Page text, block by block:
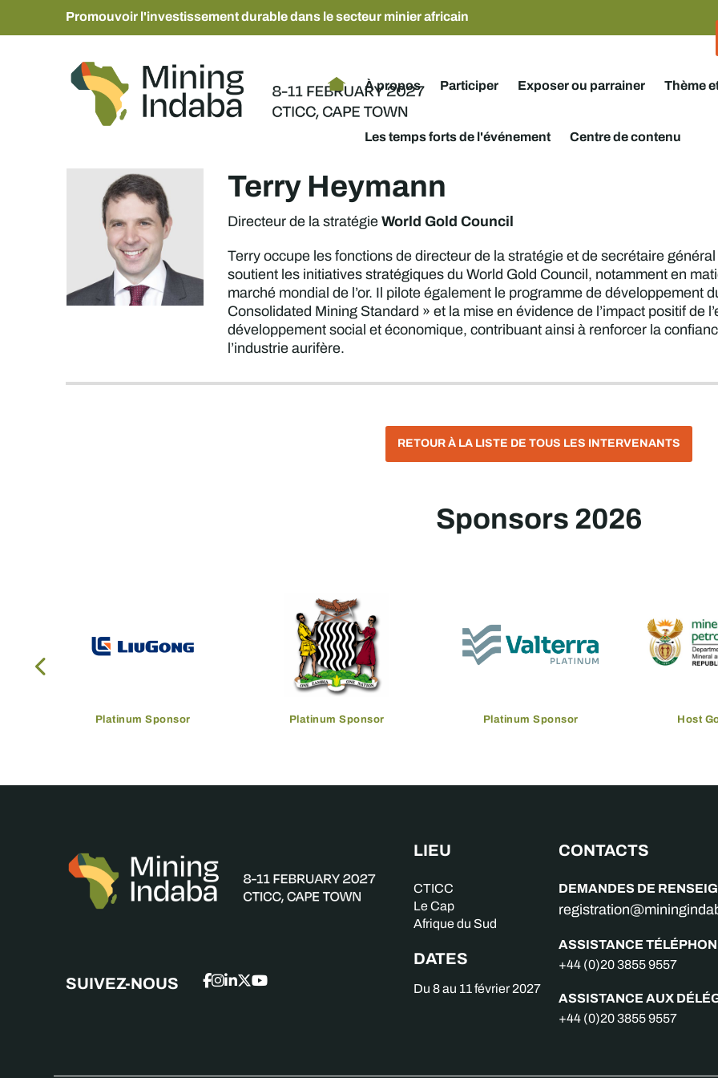
Promouvoir l'investissement durable dans le secteur minier africain
À propos Participer Exposer ou parrainer Thème
Les temps forts de l'événement Centre de contenu
Terry Heymann
Directeur de la stratégieWorld Gold Council
Terry occupe les fonctions de directeur de la stratégie et de secrétaire
soutient les initiatives stratégiques du World Gold Council, notamment en
marché mondial de l’or. Il pilote également le programme de développement
Consolidated Mining Standard » et la mise en évidence de l’impact positif de
développement social et économique, contribuant ainsi à renforcer la
l’industrie aurifère.
RETOUR À LA LISTE DE TOUS LES INTERVENANTS
Sponsors 2026
Platinum Sponsor Platinum Sponsor Platinum Sponsor Host
LIEU
CTICC
Le Cap
Afrique du Sud
DATES
Du 8 au 11 février 2027
CONTACTS
DEMANDES DE
ASSISTANCE
+44 (0)20 3855 9557
ASSISTANCE AUX
+44 (0)20 3855 9557
SUIVEZ-NOUS